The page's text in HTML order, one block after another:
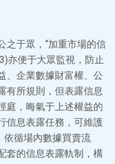
之于眾，“加重市場的信
亦便于大眾監視，防止
、企業數據財富權、公
有所規則，但表露信息
庭，晦氣于上述權益的
信息表露任務，可維護
依循場內數據買賣流
套的信息表露軌制，構